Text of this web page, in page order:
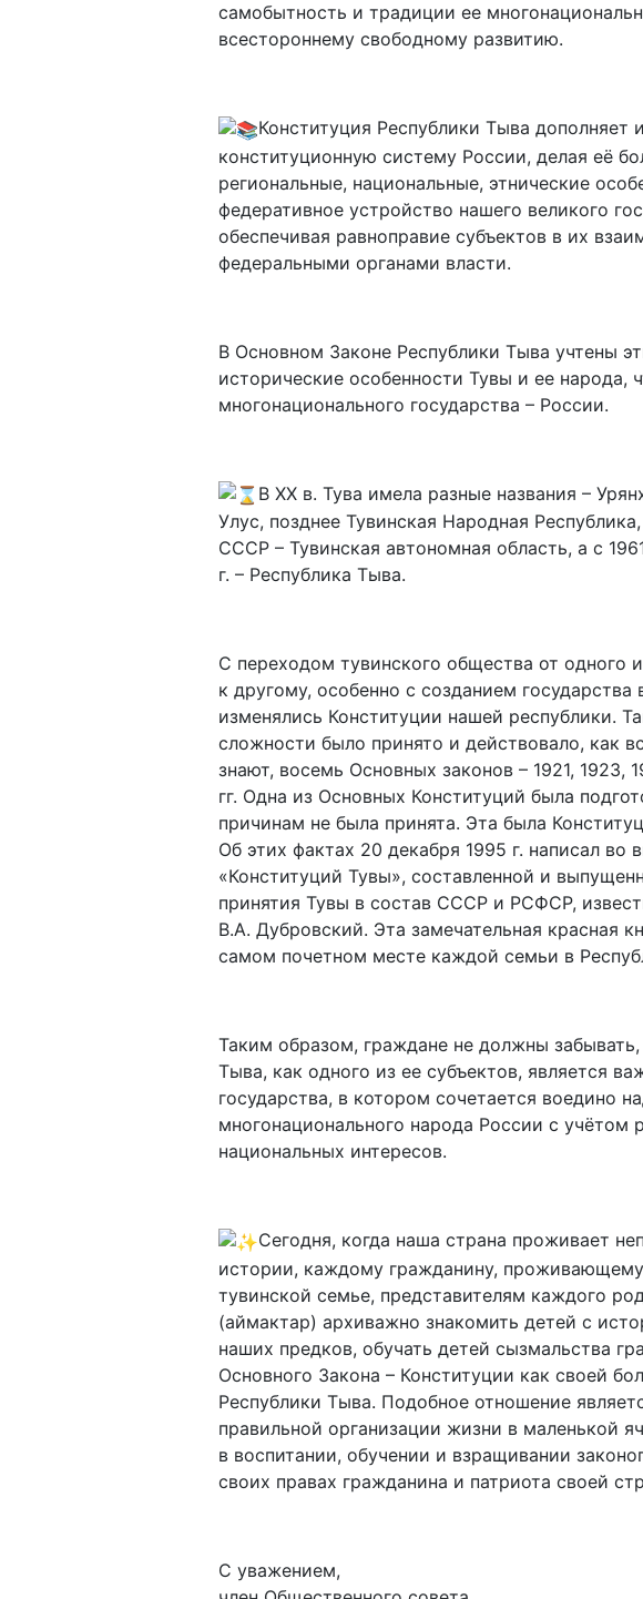
самобытность и традиции ее
всестороннему свободному развитию.
Конституция Республики Тыва дополняет
конституционную систему России, делая её
региональные, национальные, этнические
федеративное устройство нашего великого
обеспечивая равноправие субъектов в их
федеральными органами власти.
В Основном Законе Республики Тыва учтены
исторические особенности Тувы и ее народа,
многонационального государства – России.
В XX в. Тува имела разные названия –
Улус, позднее Тувинская Народная
СССР – Тувинская автономная область, а с
г. – Республика Тыва.
С переходом тувинского общества от одного
к другому, особенно с созданием государства
изменялись Конституции нашей республики.
сложности было принято и действовало, как
знают, восемь Основных законов – 1921, 1923,
гг. Одна из Основных Конституций была
причинам не была принята. Эта была
Об этих фактах 20 декабря 1995 г. написал во
«Конституций Тувы», составленной и
принятия Тувы в состав СССР и РСФСР,
В.А. Дубровский. Эта замечательная красная
самом почетном месте каждой семьи в
Таким образом, граждане не должны
Тыва, как одного из ее субъектов, является
государства, в котором сочетается воедино
многонационального народа России с учётом
национальных интересов.
Сегодня, когда наша страна проживает
истории, каждому гражданину,
тувинской семье, представителям каждого
(аймактар) архиважно знакомить детей с
наших предков, обучать детей сызмальства
Основного Закона – Конституции как своей
Республики Тыва. Подобное отношение
правильной организации жизни в маленькой
в воспитании, обучении и взращивании
своих правах гражданина и патриота своей
С уважением,